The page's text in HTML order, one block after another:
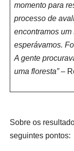
momento para
processo de
encontramos
esperávamos.
A gente
uma floresta”–
Sobre os
seguintes pontos: